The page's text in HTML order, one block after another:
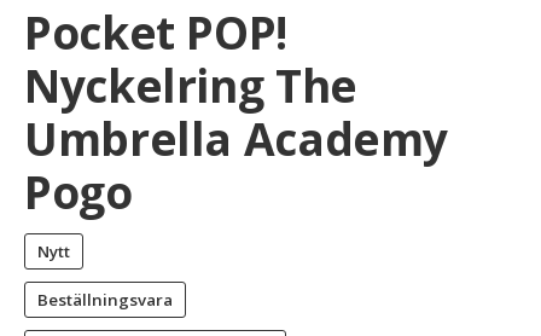
Pocket POP!
Nyckelring The
Umbrella Academy
Pogo
Nytt
Beställningsvara